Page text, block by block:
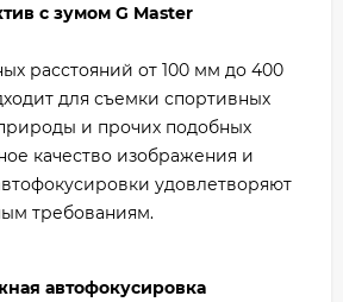
с зумом G Master
расстояний от 100 мм до 400
для съемки спортивных
и прочих подобных
качество изображения и
удовлетворяют
требованиям.
автофокусировка